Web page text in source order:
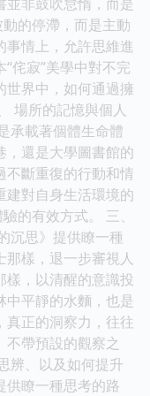
的停滯，而是主動
情上，允許思維進
侘寂”美學中對不完
世界中，如何通過擁
場所的記憶與個人
承載著個體生命體
，還是大學圖書館的
不斷重復的行動和情
建對自身生活環境的
的有效方式。 三、
沉思》提供瞭一種
樣，退一步審視人
樣，以清醒的意識投
中平靜的水麵，也是
正的洞察力，往往
帶預設的觀察之
辨、以及如何提升
供瞭一種思考的路